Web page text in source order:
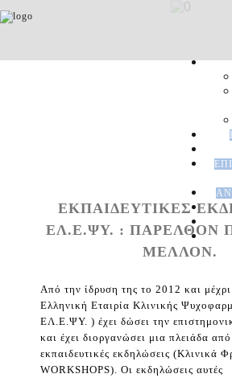
ΕΚΠΑΙΔΕΥΤΙΚΕΣ
ΕΛ.Ε.ΨΥ. : ΠΑΡΕΛΘΟΝ
ΜΕΛΛΟΝ.
Από την ίδρυση της το 2012 και
Ελληνική Εταιρία Κλινικής
ΕΛ.Ε.ΨΥ. ) έχει δώσει την
και έχει διοργανώσει μια πλειάδα από
εκπαιδευτικές εκδηλώσεις (Κλινικά
WORKSHOPS). Οι εκδηλώσεις αυτές